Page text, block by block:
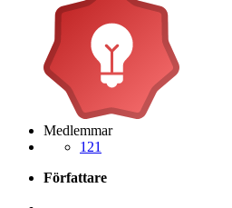
Medlemmar
121
Författare